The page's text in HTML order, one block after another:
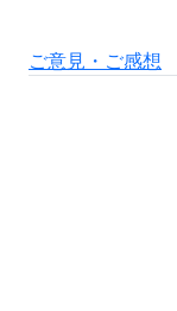
ご意見・ご感想